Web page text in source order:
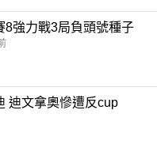
8強力戰3局負頭號種子
迪文拿奧慘遭反cup